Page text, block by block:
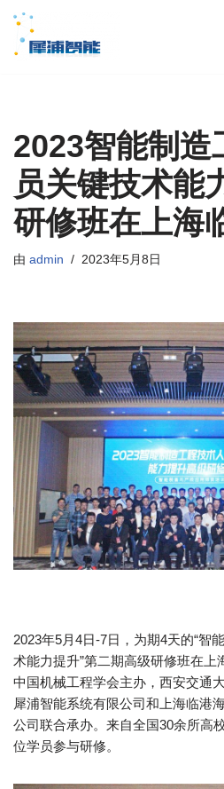
跳
2023智能制造
员关键技术能
研修班在上海
由 admin 2023年5月8日
2023年5月4日-7日，为期4天的“智
术能力提升”第二期高级研修班在上
中国机械工程学会主办，西安交通
犀浦智能系统有限公司和上海临港
公司联合承办。来自全国30余所高
位学员参与研修。